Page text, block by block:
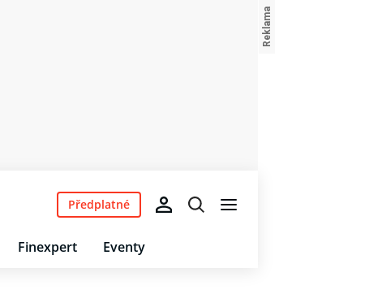
Finexpert Eventy
Předplatné